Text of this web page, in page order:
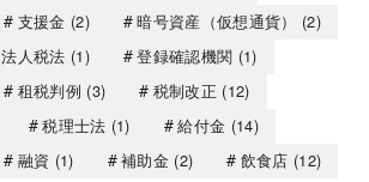
支援金 (2) 暗号資産（仮想通貨）
(2)
法人税法 (1) 登録確認機関 (1)
租税判例 (3) 税制改正 (12)
税理士法 (1) 給付金 (14)
融資 (1) 補助金 (2) 飲食店 (12)